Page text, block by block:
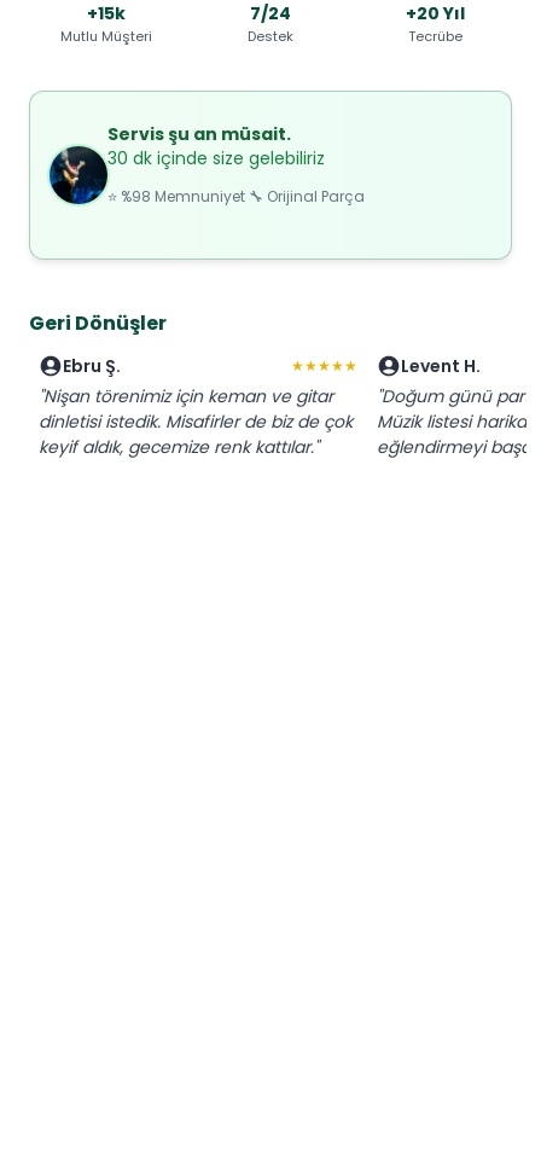
+15k
Mutlu Müşteri
7/24
Destek
+20 Yıl
Tecrübe
Servis şu an müsait.
30 dk içinde size gelebiliriz
⭐ %98 Memnuniyet 🔧 Orijinal Parça
Geri Dönüşler
Ebru Ş. ★★★★★
"Nişan törenimiz için keman ve gitar
dinletisi istedik. Misafirler de biz de çok
keyif aldık, gecemize renk kattılar."
Levent H.
"Doğum günü
Müzik listesi
eğlendirmeyi